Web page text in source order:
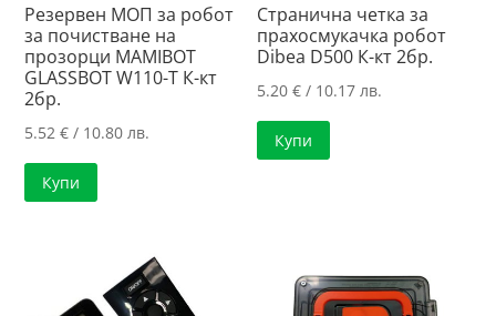
Резервен МОП за робот
за почистване на
прозорци MAMIBOT
GLASSBOT W110-T К-кт
2бр.
5.52€ / 10.80 лв.
Купи
Странична четка за
прахосмукачка робот
Dibea D500 К-кт 2бр.
5.20€ / 10.17 лв.
Купи